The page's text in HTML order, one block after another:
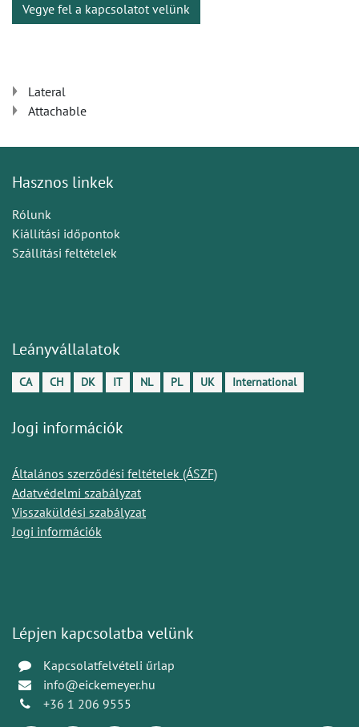
Vegye fel a kapcsolatot velünk
Lateral
Attachable
Hasznos linkek
Rólunk
Kiállítási időpontok
Szállítási feltételek
Leányvállalatok
CA CH DK IT NL PL UK International
Jogi információk
Általános szerződési feltételek (ÁSZF)
Adatvédelmi szabályzat
Visszaküldési szabályzat
Jogi információk
Lépjen kapcsolatba velünk
Kapcsolatfelvételi űrlap
info@eickemeyer.hu
+36 1 206 9555